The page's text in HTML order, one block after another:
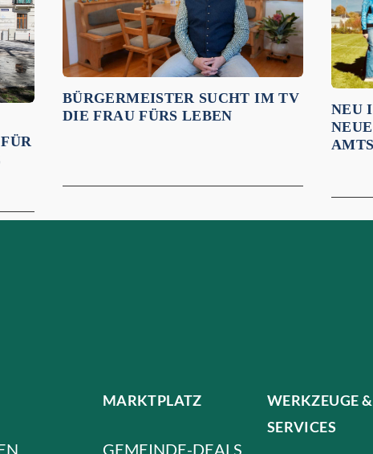
BÜRGERMEISTER SUCHT IM TV
DIE FRAU FÜRS LEBEN
NEU
MARKTPLATZ
GEMEINDE-DEALS
WERKZEUGE &
SERVICES